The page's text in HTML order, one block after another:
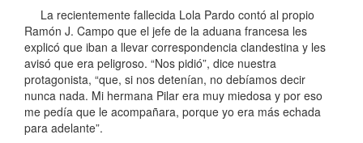
La recientemente fallecida Lola Pardo contó al propio
Ramón J. Campo que el jefe de la aduana francesa les
explicó que iban a llevar correspondencia clandestina y les
avisó que era peligroso. “Nos pidió”, dice nuestra
protagonista, “que, si nos detenían, no debíamos decir
nunca nada. Mi hermana Pilar era muy miedosa y por eso
me pedía que le acompañara, porque yo era más echada
para adelante”.